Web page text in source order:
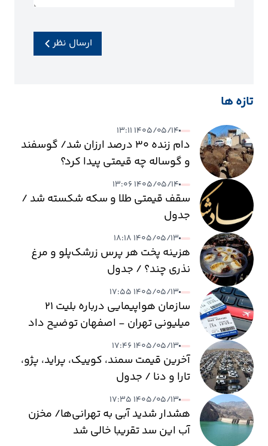
ارسال نظر
تازه ها
۱۴۰۵/۰۵/۱۴ ۱۳:۱۱
دام زنده ۳۰ درصد ارزان شد/ گوسفند
و گوساله چه قیمتی پیدا کرد؟
۱۴۰۵/۰۵/۱۴ ۱۳:۰۶
سقف قیمتی طلا و سکه شکسته شد /
جدول
۱۴۰۵/۰۵/۱۳ ۱۸:۱۸
هزینه پخت هر پرس زرشک‌پلو و مرغ
نذری چند؟ / جدول
۱۴۰۵/۰۵/۱۳ ۱۷:۵۵
سازمان هواپیمایی درباره بلیت ۲۱
میلیونی تهران - اصفهان توضیح داد
۱۴۰۵/۰۵/۱۳ ۱۷:۴۶
آخرین قیمت سمند، کوییک، پراید، پژو،
تارا و دنا / جدول
۱۴۰۵/۰۵/۱۳ ۱۷:۳۵
هشدار شدید آبی به تهرانی‌ها/ مخزن
آب این سد تقریبا خالی شد